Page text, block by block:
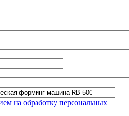
на обработку персональных